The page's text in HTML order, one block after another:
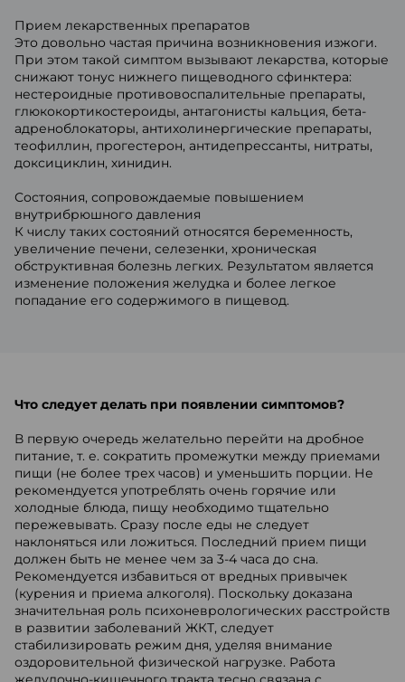
Прием лекарственных препаратов
Это довольно частая причина возникновения изжоги.
При этом такой симптом вызывают лекарства, которые
снижают тонус нижнего пищеводного сфинктера:
нестероидные противовоспалительные препараты,
глюкокортикостероиды, антагонисты кальция, бета-
адреноблокаторы, антихолинергические препараты,
теофиллин, прогестерон, антидепрессанты, нитраты,
доксициклин, хинидин.
Состояния, сопровождаемые повышением
внутрибрюшного давления
К числу таких состояний относятся беременность,
увеличение печени, селезенки, хроническая
обструктивная болезнь легких. Результатом является
изменение положения желудка и более легкое
попадание его содержимого в пищевод.
Что следует делать при появлении симптомов?
В первую очередь желательно перейти на дробное
питание, т. е. сократить промежутки между приемами
пищи (не более трех часов) и уменьшить порции. Не
рекомендуется употреблять очень горячие или
холодные блюда, пищу необходимо тщательно
пережевывать. Сразу после еды не следует
наклоняться или ложиться. Последний прием пищи
должен быть не менее чем за 3-4 часа до сна.
Рекомендуется избавиться от вредных привычек
(курения и приема алкоголя). Поскольку доказана
значительная роль психоневрологических расстройств
в развитии заболеваний ЖКТ, следует
стабилизировать режим дня, уделяя внимание
оздоровительной физической нагрузке. Работа